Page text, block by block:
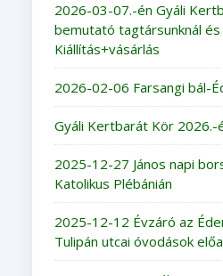
2026-03-07.-én Gyáli
bemutató tagtársunknál
Kiállítás+vásárlás
2026-02-06 Farsangi bál-
Gyáli Kertbarát Kör 2026.-
2025-12-27 János napi
Katolikus Plébánián
2025-12-12 Évzáró az
Tulipán utcai óvodások